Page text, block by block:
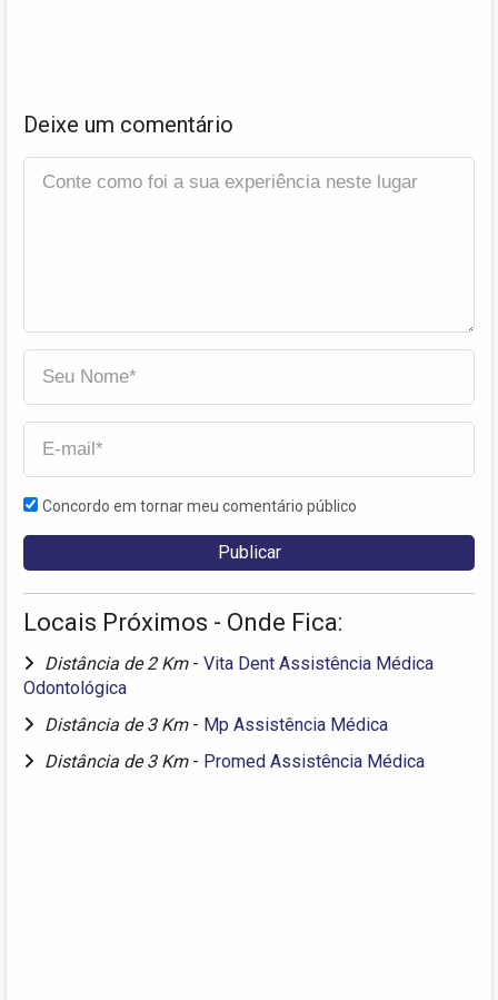
Deixe um comentário
Concordo em tornar meu comentário público
Locais Próximos - Onde Fica:
Distância de 2 Km - Vita Dent Assistência Médica
Odontológica
Distância de 3 Km - Mp Assistência Médica
Distância de 3 Km - Promed Assistência Médica